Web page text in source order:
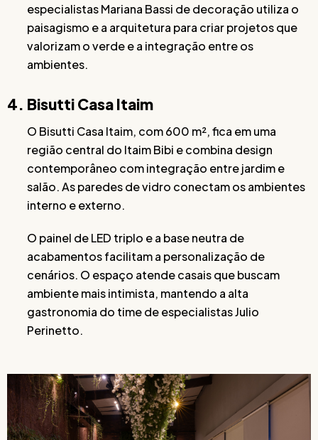
especialistas Mariana Bassi de decoração utiliza o
paisagismo e a arquitetura para criar projetos que
valorizam o verde e a integração entre os
ambientes.
4. Bisutti Casa Itaim
O Bisutti Casa Itaim, com 600 m², fica em uma
região central do Itaim Bibi e combina design
contemporâneo com integração entre jardim e
salão. As paredes de vidro conectam os ambientes
interno e externo.
O painel de LED triplo e a base neutra de
acabamentos facilitam a personalização de
cenários. O espaço atende casais que buscam
ambiente mais intimista, mantendo a alta
gastronomia do time de especialistas Julio
Perinetto.